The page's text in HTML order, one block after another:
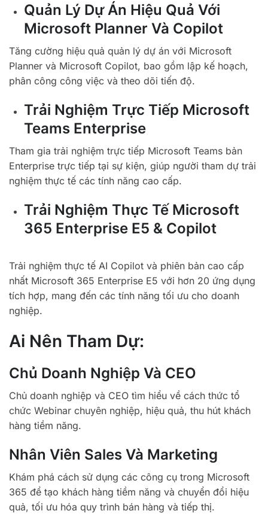
Quản Lý Dự Án Hiệu Quả Với
Microsoft Planner Và Copilot
Tăng cường hiệu quả quản lý dự án với Microsoft
Planner và Microsoft Copilot, bao gồm lập kế hoạch,
phân công công việc và theo dõi tiến độ.
Trải Nghiệm Trực Tiếp Microsoft
Teams Enterprise
Tham gia trải nghiệm trực tiếp Microsoft Teams bản
Enterprise trực tiếp tại sự kiện, giúp người tham dự trải
nghiệm thực tế các tính năng cao cấp.
Trải Nghiệm Thực Tế Microsoft
365 Enterprise E5 & Copilot
Trải nghiệm thực tế AI Copilot và phiên bản cao cấp
nhất Microsoft 365 Enterprise E5 với hơn 20 ứng dụng
tích hợp, mang đến các tính năng tối ưu cho doanh
nghiệp.
Ai Nên Tham Dự:
Chủ Doanh Nghiệp Và CEO
Chủ doanh nghiệp và CEO tìm hiểu về cách thức tổ
chức Webinar chuyên nghiệp, hiệu quả, thu hút khách
hàng tiềm năng.
Nhân Viên Sales Và Marketing
Khám phá cách sử dụng các công cụ trong Microsoft
365 để tạo khách hàng tiềm năng và chuyển đổi hiệu
quả, tối ưu hóa quy trình bán hàng và tiếp thị.